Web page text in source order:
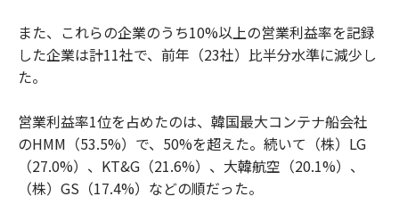
また、これらの企業のうち10%以上の営業利益率を記録
した企業は計11社で、前年（23社）比半分水準に減少し
た。
営業利益率1位を占めたのは、韓国最大コンテナ船会社
のHMM（53.5%）で、50%を超えた。続いて（株）LG
（27.0%）、KT&G（21.6%）、大韓航空（20.1%）、
（株）GS（17.4%）などの順だった。